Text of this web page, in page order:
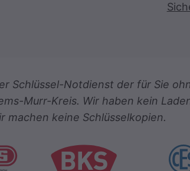
Schlüssel-Notdienst der für Sie
Murr-Kreis. Wir haben kein
machen keine Schlüsselkopien.